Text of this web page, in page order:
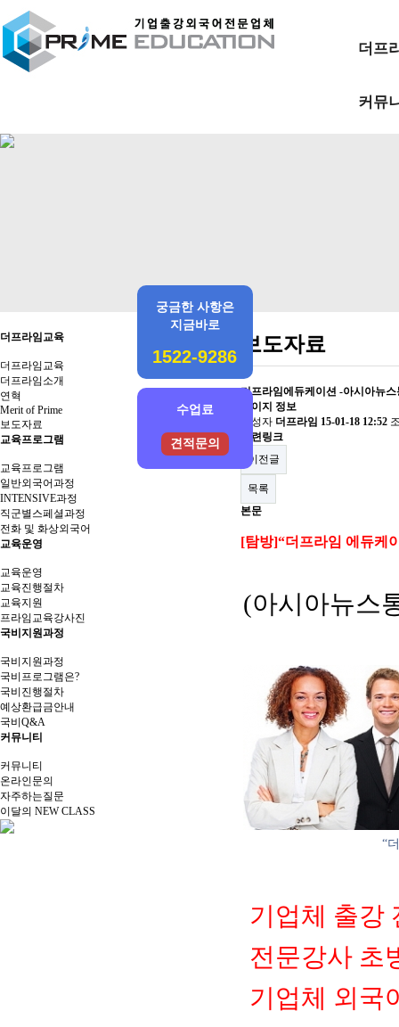
궁금한 사항은
지금바로
1522-9286
수업료
견적문의
더프
커뮤
더프라임교육
더프라임교육
더프라임소개
연혁
Merit of Prime
보도자료
교육프로그램
교육프로그램
일반외국어과정
INTENSIVE과정
직군별스페셜과정
전화 및 화상외국어
교육운영
교육운영
교육진행절차
교육지원
프라임교육강사진
국비지원과정
국비지원과정
국비프로그램은?
국비진행절차
예상환급금안내
국비Q&A
커뮤니티
커뮤니티
온라인문의
자주하는질문
이달의 NEW CLASS
보도자료
더프라임에듀케이션 -아시아뉴스
페이지 정보
작성자 더프라임 15-01-18 12:52
관련링크
이전글
목록
본문
[탐방]“더프라임 에듀케
(아시아뉴스
“더프라임에듀케
기업체 출강
전문강사 초
기업체 외국